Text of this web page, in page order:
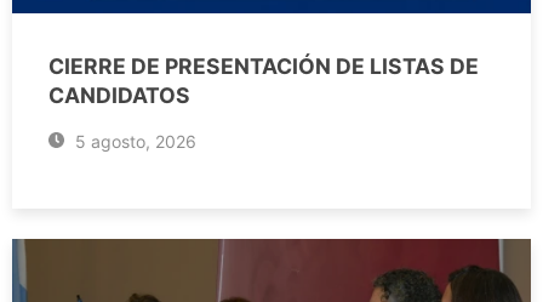
CIERRE DE PRESENTACIÓN DE LISTAS DE
CANDIDATOS
5 agosto, 2026